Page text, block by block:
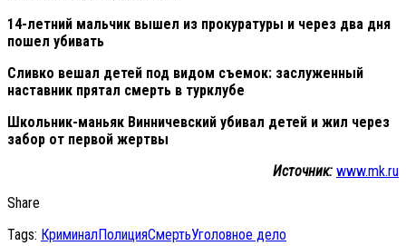
14-летний мальчик вышел из прокуратуры и через два дня
пошел убивать
Cливко вешал детей под видом съемок: заслуженный
наставник прятал смерть в турклубе
Школьник-маньяк Винничевский убивал детей и жил через
забор от первой жертвы
Источник: www.mk.ru
Share
Tags: КриминалПолицияСмертьУголовное дело